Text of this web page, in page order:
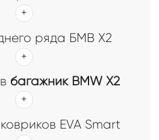
ряда БМВ Х2
багажник BMW X2
EVA Smart